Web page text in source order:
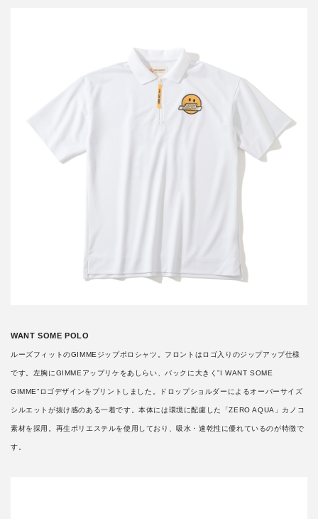
WANT SOME POLO
ルーズフィットのGIMMEジップポロシャツ。フロントはロゴ入りのジップアップ仕様
です。左胸にGIMMEアップリケをあしらい、バックに大きく”I WANT SOME
GIMME”ロゴデザインをプリントしました。ドロップショルダーによるオーバーサイズ
シルエットが抜け感のある一着です。本体には環境に配慮した「ZERO AQUA」カノコ
素材を採用。再生ポリエステルを使用しており、吸水・速乾性に優れているのが特徴で
す。